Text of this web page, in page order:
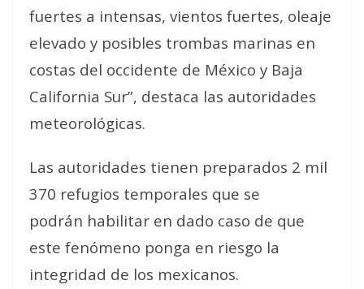
fuertes a intensas, vientos fuertes, oleaje
elevado y posibles trombas marinas en
costas del occidente de México y Baja
California Sur”, destaca las autoridades
meteorológicas.
Las autoridades tienen preparados 2 mil
370 refugios temporales que se
podrán habilitar en dado caso de que
este fenómeno ponga en riesgo la
integridad de los mexicanos.